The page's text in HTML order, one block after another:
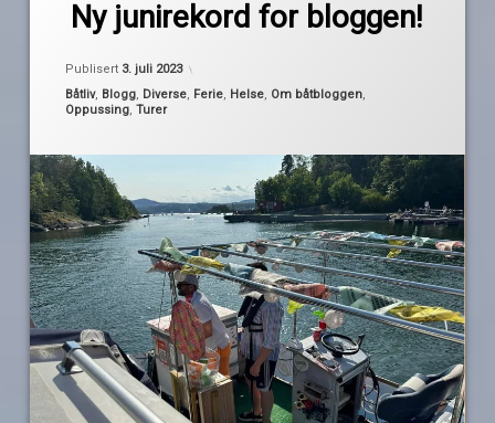
Ny junirekord for bloggen!
Publisert 3. juli 2023
Kategorier:
Båtliv, Blogg, Diverse, Ferie, Helse, Om båtbloggen,
Oppussing,Turer
båttur
juni
leserrekord